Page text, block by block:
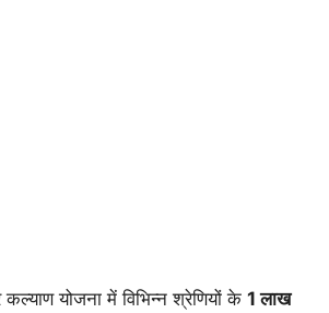
कल्याण योजना में विभिन्न श्रेणियों के 1 लाख